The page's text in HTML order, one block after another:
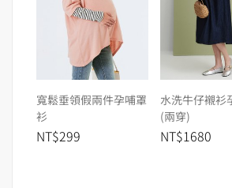
寬鬆垂領假兩件孕哺罩
衫
NT$299
水洗牛仔襯衫
(兩穿)
NT$1680